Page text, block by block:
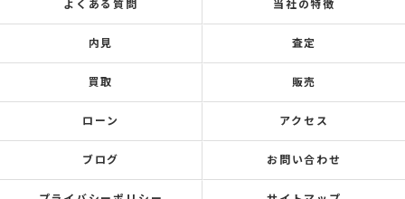
よくある質問 当社の特徴
内見 査定
買取 販売
ローン アクセス
ブログ お問い合わせ